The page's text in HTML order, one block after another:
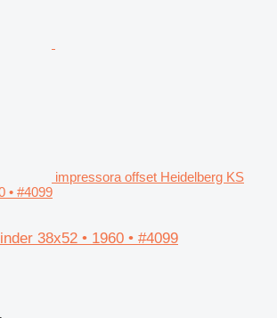
impressora offset Heidelberg KS
• #4099
38x52 • 1960 • #4099